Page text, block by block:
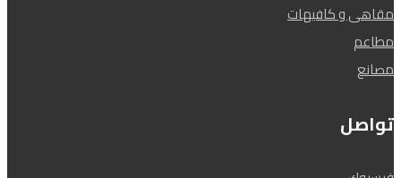
مقاهى و كافيهات
مطاعم
مصانع
تواصل